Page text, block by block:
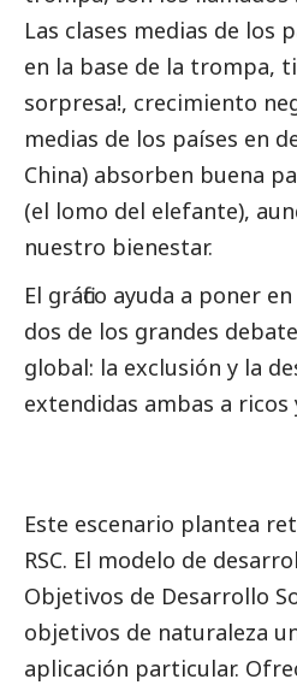
Las clases medias de los
en la base de la trompa,
sorpresa!, crecimiento
medias de los países en
China) absorben buena
(el lomo del elefante),
nuestro bienestar.
El gráfico ayuda a poner
dos de los grandes
global: la exclusión y la
extendidas ambas a ricos
Este escenario plantea
RSC. El modelo de
Objetivos de Desarrollo
objetivos de naturaleza
aplicación particular.